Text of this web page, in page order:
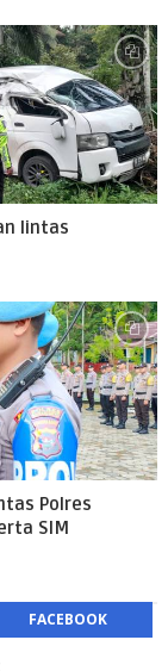
lintas
Polres
SIM
FACEBOOK